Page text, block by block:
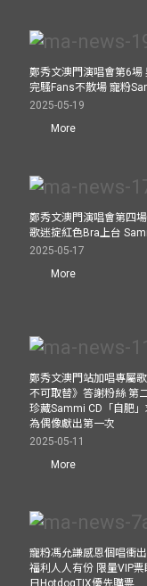
鄭秀文澳門演唱會第6場
完騷Fans不散場 寵粉
2025-05-19
More
鄭秀文澳門演唱會第四
歌迷掟紅色Bra上台
2025-05-17
More
鄭秀文澳門站加唱專屬
不可取替》答謝粉絲 第
珍藏Sammi CD「自肥
為偶像獻出第一次
2025-05-11
More
寵粉馮允謙感恩個唱衝
福利人人有份 限量VIP